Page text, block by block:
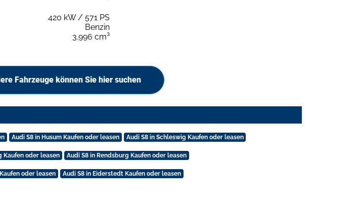
420 kW / 571 PS
Benzin
3.996 cm³
Fahrzeuge können Sie hier suchen
Audi S8 in Husum Kaufen oder leasen Audi S8 in Schleswig Kaufen oder leasen
Kaufen oder leasen Audi S8 in Rendsburg Kaufen oder leasen
oder leasen Audi S8 in Eiderstedt Kaufen oder leasen